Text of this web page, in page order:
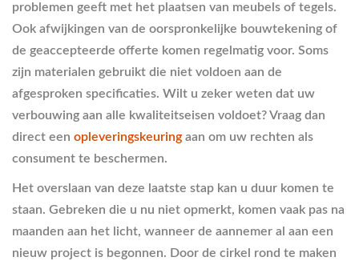
problemen geeft met het plaatsen van meubels of tegels.
Ook afwijkingen van de oorspronkelijke bouwtekening of
de geaccepteerde offerte komen regelmatig voor. Soms
zijn materialen gebruikt die niet voldoen aan de
afgesproken specificaties. Wilt u zeker weten dat uw
verbouwing aan alle kwaliteitseisen voldoet? Vraag dan
direct een opleveringskeuring aan om uw rechten als
consument te beschermen.
Het overslaan van deze laatste stap kan u duur komen te
staan. Gebreken die u nu niet opmerkt, komen vaak pas na
maanden aan het licht, wanneer de aannemer al aan een
nieuw project is begonnen. Door de cirkel rond te maken